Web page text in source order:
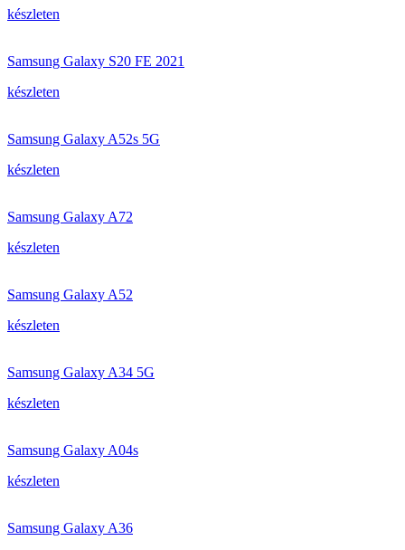
készleten
Samsung Galaxy S20 FE 2021
készleten
Samsung Galaxy A52s 5G
készleten
Samsung Galaxy A72
készleten
Samsung Galaxy A52
készleten
Samsung Galaxy A34 5G
készleten
Samsung Galaxy A04s
készleten
Samsung Galaxy A36